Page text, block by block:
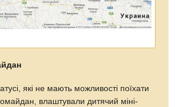
які не мають можливості поїхати
влаштували дитячий міні-